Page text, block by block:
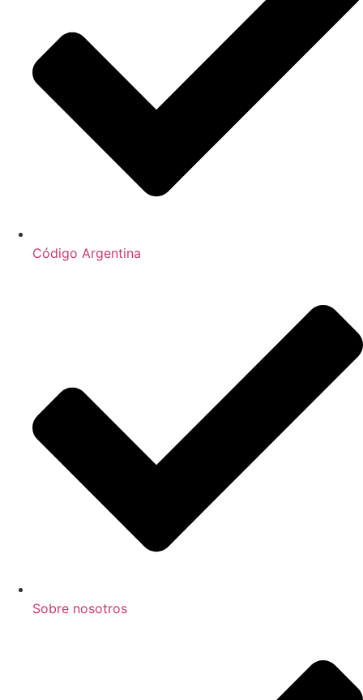
Código Argentina
Sobre nosotros